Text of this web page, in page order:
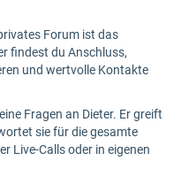
Forum ist das
findest du Anschluss,
und wertvolle Kontakte
Fragen an Dieter. Er greift
sie für die gesamte
Live-Calls oder in eigenen